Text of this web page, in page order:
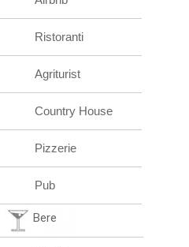
Ristoranti
Agriturist
Country House
Pizzerie
Pub
Bere